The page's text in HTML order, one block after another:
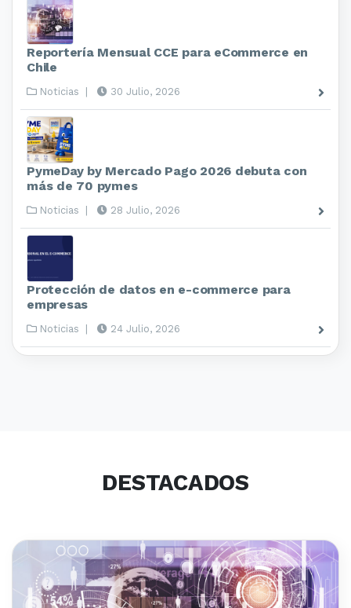
Reportería Mensual CCE para eCommerce en
Chile
Noticias 30 Julio, 2026
PymeDay by Mercado Pago 2026 debuta con
más de 70 pymes
Noticias 28 Julio, 2026
Protección de datos en e-commerce para
empresas
Noticias 24 Julio, 2026
DESTACADOS